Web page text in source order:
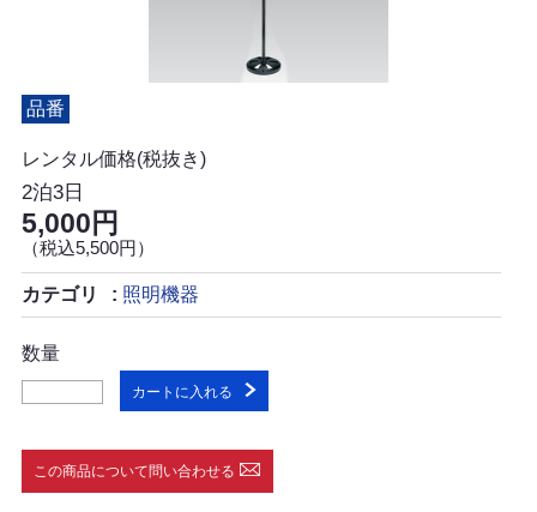
品番
レンタル価格(税抜き)
2泊3日
5,000円
（税込5,500円）
カテゴリ 照明機器
数量
カートに入れる
この商品について問い合わせる